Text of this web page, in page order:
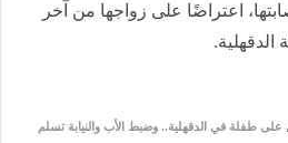
اعتراضًا على زواجها من آخر
على طفلة في الدقهلية.. وضبط الأب والنيابة تسلم